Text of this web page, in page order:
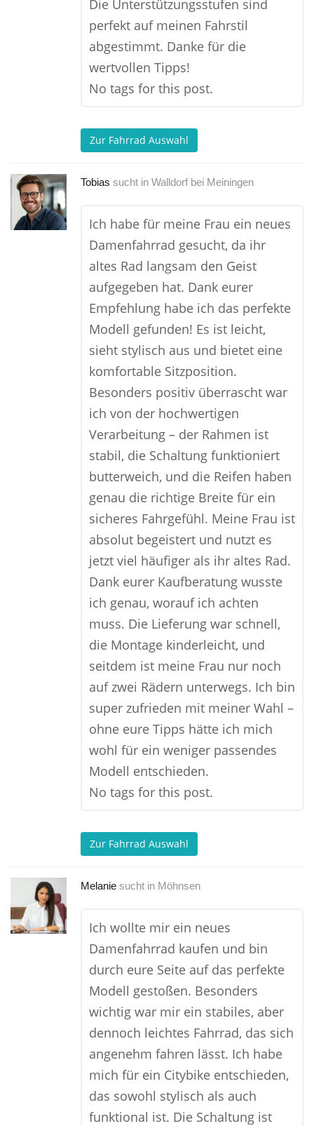
Die Unterstützungsstufen sind
perfekt auf meinen Fahrstil
abgestimmt. Danke für die
wertvollen Tipps!
No tags for this post.
Zur Fahrrad Auswahl
Tobias sucht in Walldorf bei Meiningen
Ich habe für meine Frau ein neues
Damenfahrrad gesucht, da ihr
altes Rad langsam den Geist
aufgegeben hat. Dank eurer
Empfehlung habe ich das perfekte
Modell gefunden! Es ist leicht,
sieht stylisch aus und bietet eine
komfortable Sitzposition.
Besonders positiv überrascht war
ich von der hochwertigen
Verarbeitung – der Rahmen ist
stabil, die Schaltung funktioniert
butterweich, und die Reifen haben
genau die richtige Breite für ein
sicheres Fahrgefühl. Meine Frau ist
absolut begeistert und nutzt es
jetzt viel häufiger als ihr altes Rad.
Dank eurer Kaufberatung wusste
ich genau, worauf ich achten
muss. Die Lieferung war schnell,
die Montage kinderleicht, und
seitdem ist meine Frau nur noch
auf zwei Rädern unterwegs. Ich bin
super zufrieden mit meiner Wahl –
ohne eure Tipps hätte ich mich
wohl für ein weniger passendes
Modell entschieden.
No tags for this post.
Zur Fahrrad Auswahl
Melanie sucht in Möhnsen
Ich wollte mir ein neues
Damenfahrrad kaufen und bin
durch eure Seite auf das perfekte
Modell gestoßen. Besonders
wichtig war mir ein stabiles, aber
dennoch leichtes Fahrrad, das sich
angenehm fahren lässt. Ich habe
mich für ein Citybike entschieden,
das sowohl stylisch als auch
funktional ist. Die Schaltung ist